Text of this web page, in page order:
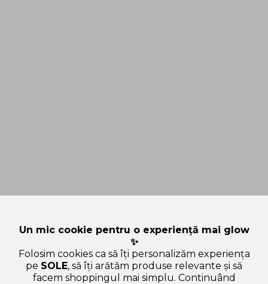
Un mic cookie pentru o experiență mai glow
✨
Folosim cookies ca să îți personalizăm experiența
pe SOLE, să îți arătăm produse relevante și să
facem shoppingul mai simplu. Continuând